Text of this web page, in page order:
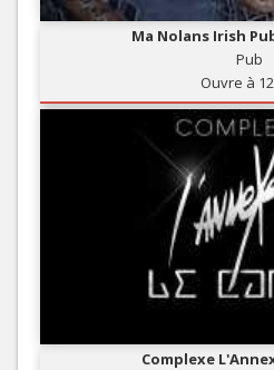
Ma Nolans Irish
Pub
Ouvre à
Complexe